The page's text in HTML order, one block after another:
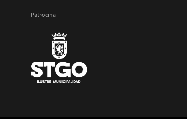
Patrocina